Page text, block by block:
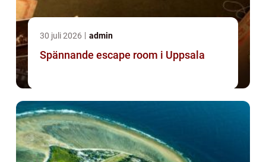
30 juli 2026 admin
Spännande escape room i Uppsala